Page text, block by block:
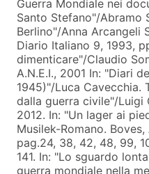
Guerra Mondiale nei
Santo Stefano"/Abramo
Berlino"/Anna Arcangeli
Diario Italiano 9, 1993,
dimenticare"/Claudio
A.N.E.I., 2001 In: "Diari
1945)"/Luca Cavecchia.
dalla guerra civile"/Luigi
2012. In: "Un lager ai
Musilek-Romano.
pag.24, 38, 42, 48, 99,
141. In: "Lo sguardo
guerra mondiale nella